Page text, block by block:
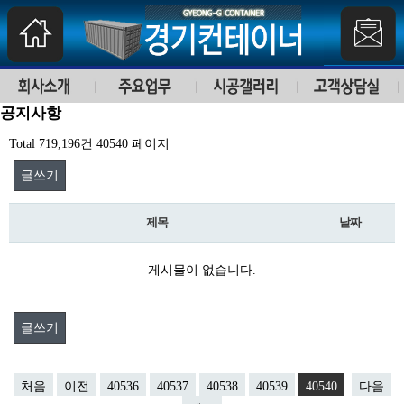
공지사항
Total 719,196건 40540 페이지
글쓰기
제목 날짜
게시물이 없습니다.
글쓰기
처음 이전 40536 40537 40538 40539 40540
다음